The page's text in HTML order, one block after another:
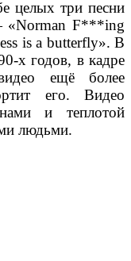
целых три песни
«Norman F***ing
is a butterfly». В
х годов, в кадре
ещё более
его. Видео
и теплотой
людьми.